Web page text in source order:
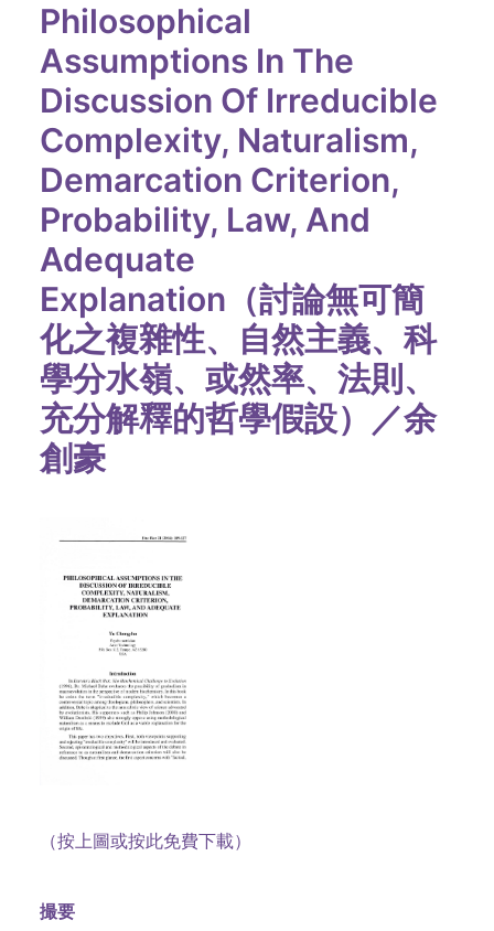
Philosophical
Assumptions In The
Discussion Of Irreducible
Complexity, Naturalism,
Demarcation Criterion,
Probability, Law, And
Adequate
Explanation（討論無可簡
化之複雜性、自然主義、科
學分水嶺、或然率、法則、
充分解釋的哲學假設）／余
創豪
（按上圖或按此免費下載）
撮要